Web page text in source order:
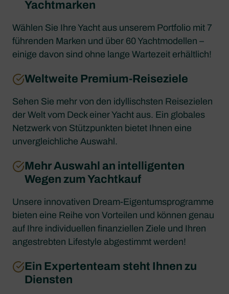
Yachtmarken
Wählen Sie Ihre Yacht aus unserem Portfolio mit 7
führenden Marken und über 60 Yachtmodellen –
einige davon sind ohne lange Wartezeit erhältlich!
Weltweite Premium-Reiseziele
Sehen Sie mehr von den idyllischsten Reisezielen
der Welt vom Deck einer Yacht aus. Ein globales
Netzwerk von Stützpunkten bietet Ihnen eine
unvergleichliche Auswahl.
Mehr Auswahl an intelligenten
Wegen zum Yachtkauf
Unsere innovativen Dream-Eigentumsprogramme
bieten eine Reihe von Vorteilen und können genau
auf Ihre individuellen finanziellen Ziele und Ihren
angestrebten Lifestyle abgestimmt werden!
Ein Expertenteam steht Ihnen zu
Diensten